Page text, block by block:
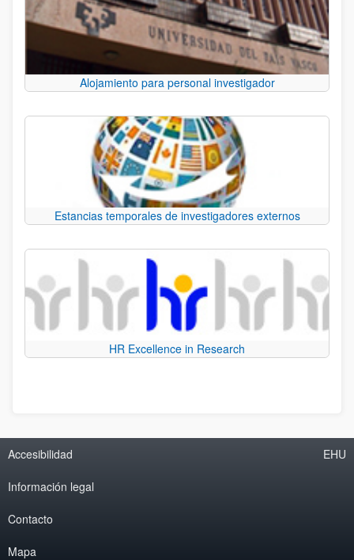
Alojamiento para personal investigador
Estancias temporales de investigadores externos
HR Excellence in Research
Accesibilidad
Información legal
Contacto
Mapa
EHU